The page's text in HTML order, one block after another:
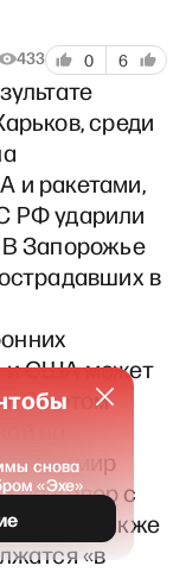
433 0 6
среди
и ракетами,
РФ ударили
Запорожье
в
и США может
Об этом
на
Владимир
разговор с
он также
«в
снова
«Эхе»